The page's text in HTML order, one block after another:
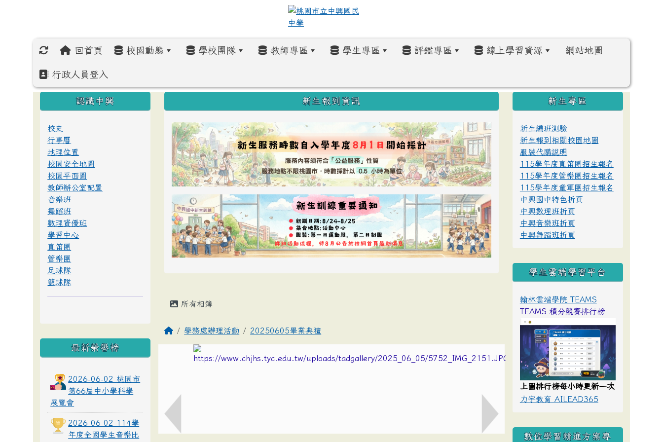
回首頁 校園動態 學校團隊 教師專區 學生專區 評鑑專區 線上學習資源 網站地圖
行政人員登入
:::
新生報到資訊
所有相簿
學務處辦理活動 20250605畢業典禮
:::
認識中興
校史
行事曆
地理位置
校園安全地圖
校園平面圖
教師辦公室配置
音樂班
舞蹈班
數理資優班
學習中心
直笛團
管樂團
足球隊
籃球隊
最新榮譽榜
2026-06-02 桃園市
第66屆中小學科學
展覽會
2026-06-02 114學
年度全國學生音樂比
:::
新生專區
新生編班測驗
新生報到相關校園地圖
服裝代購說明
115學年度直笛團招生報名
115學年度管樂團招生報名
115學年度童軍團招生報名
中興國中特色折頁
中興數理班折頁
中興音樂班折頁
中興舞蹈班折頁
學生雲端學習平台
翰林雲端學院 TEAMS
TEAMS 積分競賽排行榜
上圖排行榜每小時更新一次
力宇教育 AILEAD365
數位學習精進方案專